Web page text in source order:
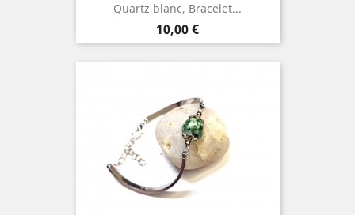
Quartz blanc, Bracelet...
Prix
10,00 €